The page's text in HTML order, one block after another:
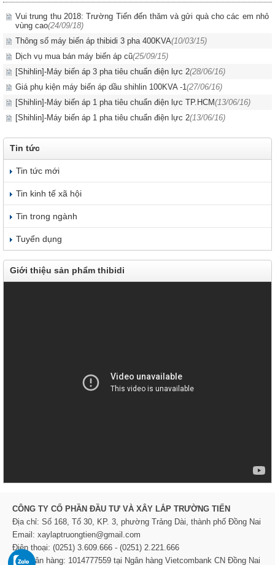
Vui trung thu 2018: Trường Tiến đến thăm và gửi quà cho các em nhỏ
vùng cao(24/09/18)
Thông số máy biến áp thibidi 3 pha 400KVA(10/03/15)
Dịch vụ mua bán máy biến áp cũ(25/09/15)
[Shihlin]-Máy biến áp 3 pha tiêu chuẩn điện lực 2(28/06/16)
Giá phụ kiện máy biến áp dầu shihlin 100KVA -1(27/06/16)
[Shihlin]-Máy biến áp 1 pha tiêu chuẩn điện lực TP.HCM(13/06/16)
[Shihlin]-Máy biến áp 1 pha tiêu chuẩn điện lực 2(13/06/16)
Tin tức
Tin tức mới
Tin kinh tế xã hội
Tin trong ngành
Tuyển dụng
Giới thiệu sản phẩm thibidi
CÔNG TY CỔ PHẦN ĐẦU TƯ VÀ XÂY LẮP TRƯỜNG TIẾN
Địa chỉ: Số 168, Tổ 30, KP. 3, phường Trảng Dài, thành phố Đồng Nai
Email: xaylaptruongtien@gmail.com
Điện thoại: (0251) 3.609.666 - (0251) 2.221.666
TK Ngân hàng: 1014777559 tại Ngân hàng Vietcombank CN Đồng Nai